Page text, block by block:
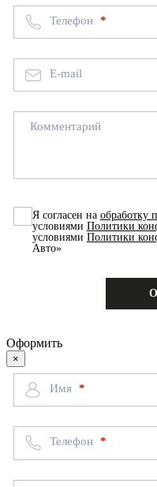
Телефон
E-mail
Комментарий
Я согласен на обработку
условиями Политики
условиями Политики
Авто»
Оформить
×
Имя
Телефон